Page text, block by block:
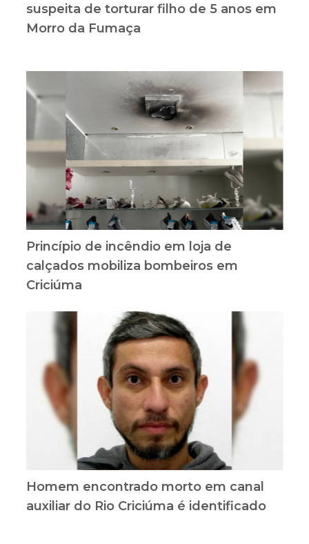
suspeita de torturar filho de 5 anos em
Morro da Fumaça
Princípio de incêndio em loja de
calçados mobiliza bombeiros em
Criciúma
Homem encontrado morto em canal
auxiliar do Rio Criciúma é identificado